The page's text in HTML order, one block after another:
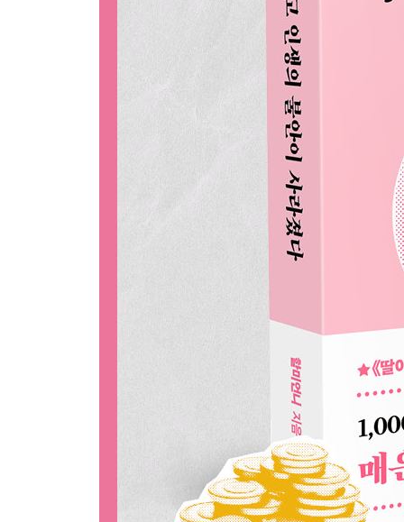
지구가 한 권의 책이라면
인생을 정돈하며 사는 법
시간 아까운 줄 알아야지
[할미언니의 쓴소리 4] 인생 수레에 무엇을 채울 것
에필로그 | 인생은 폭풍이 지나가기를 기다리는